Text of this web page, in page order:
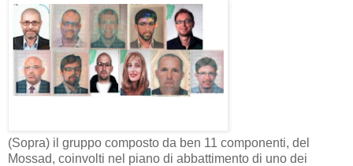
(Sopra) il gruppo composto da ben 11 componenti, del
Mossad, coinvolti nel piano di abbattimento di uno dei